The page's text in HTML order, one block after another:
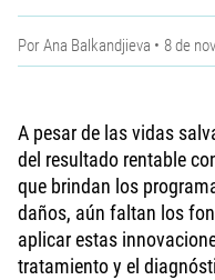
PorAna Balkandjieva 8 de
A pesar de las vidas
del resultado rentable
que brindan los
daños, aún faltan los
aplicar estas
tratamiento y el